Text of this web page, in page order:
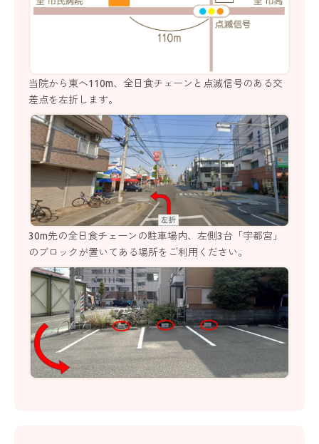
当院から東へ110m、全日食チェーンと点滅信号のある交
差点を左折します。
30m先の全日食チェーンの駐車場内、左側3台「宇都宮」
のブロックが置いてある場所をご利用ください。